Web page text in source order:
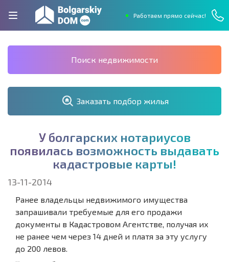
Работаем прямо сейчас!
Поиск недвижимости
Заказать подбор жилья
У болгарских нотариусов
появилась возможность выдавать
кадастровые карты!
13-11-2014
Ранее владельцы недвижимого имущества
запрашивали требуемые для его продажи
документы в Кадастровом Агентстве, получая их
не ранее чем через 14 дней и платя за эту услугу
до 200 левов.